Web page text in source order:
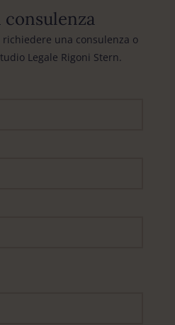
consulenza
una consulenza o
Legale Rigoni Stern.